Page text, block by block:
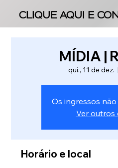
CLIQUE AQUI E
CLIQUE AQUI E
MÍDIA |
qui., 11 de dez.
  |
Os ingressos
Ver outros
Horário e local